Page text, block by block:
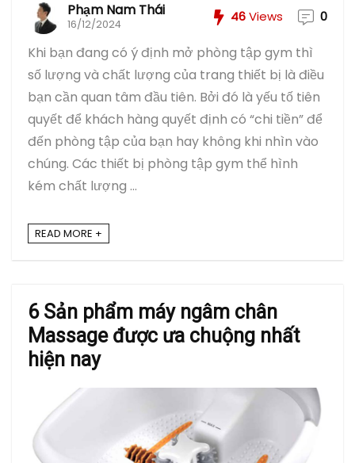
Phạm Nam Thái
16/12/2024 46Views 0
Khi bạn đang có ý định mở phòng tập gym thì
số lượng và chất lượng của trang thiết bị là điều
bạn cần quan tâm đầu tiên. Bởi đó là yếu tố tiên
quyết để khách hàng quyết định có “chi tiền” để
đến phòng tập của bạn hay không khi nhìn vào
chúng. Các thiết bị phòng tập gym thể hình
kém chất lượng ...
READ MORE +
6 Sản phẩm máy ngâm chân
Massage được ưa chuộng nhất
hiện nay